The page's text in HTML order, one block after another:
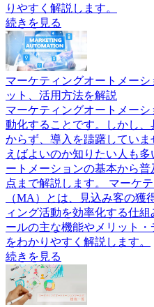
りやすく解説します。
続きを見る
マーケティングオートメー
ット、活用方法を解説
マーケティングオートメー
動化することです。しかし
からず、導入を躊躇してい
えばよいのか知りたい人も
ートメーションの基本から
点まで解説します。 マーケ
（MA）とは、見込み客の獲
ィング活動を効率化する仕
ールの主な機能やメリット
をわかりやすく解説します。
続きを見る